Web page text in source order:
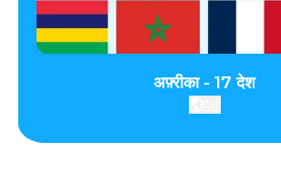
अफ़्रीका - 17 देश